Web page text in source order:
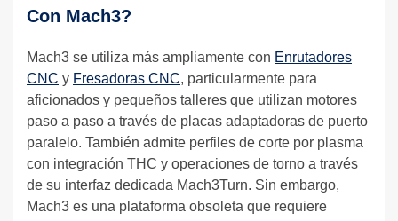
Con Mach3?
Mach3 se utiliza más ampliamente con Enrutadores
CNC y Fresadoras CNC, particularmente para
aficionados y pequeños talleres que utilizan motores
paso a paso a través de placas adaptadoras de puerto
paralelo. También admite perfiles de corte por plasma
con integración THC y operaciones de torno a través
de su interfaz dedicada Mach3Turn. Sin embargo,
Mach3 es una plataforma obsoleta que requiere